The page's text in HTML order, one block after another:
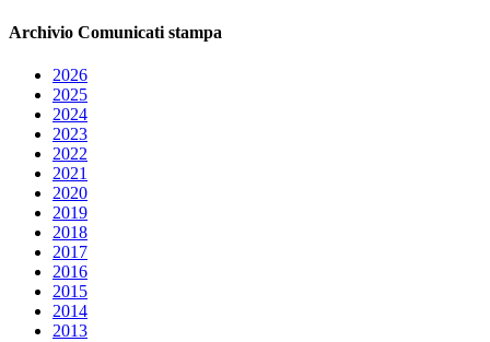
Archivio Comunicati stampa
2026
2025
2024
2023
2022
2021
2020
2019
2018
2017
2016
2015
2014
2013